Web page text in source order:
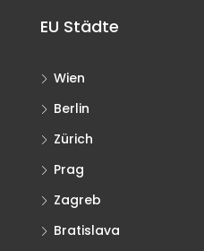
EU Städte
Wien
Berlin
Zürich
Prag
Zagreb
Bratislava